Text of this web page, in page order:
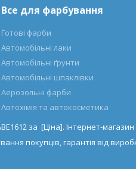
Все для фарбування
Готові фарби
Автомобільні лаки
Автомобільні ґрунти
Автомобільні шпаклівки
Аерозольні фарби
Автохімія та автокосметика
за [Ціна]. Інтернет-
покупців, гарантія від